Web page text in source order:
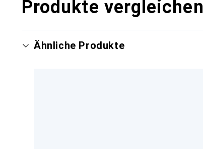
Produkte vergleichen
Ähnliche Produkte